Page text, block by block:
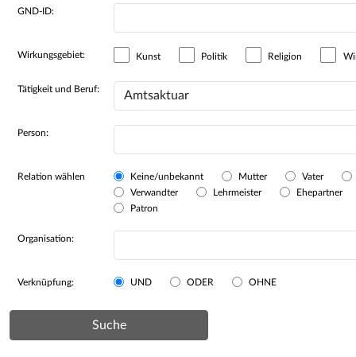
GND-ID:
Wirkungsgebiet: Kunst Politik Religion
Tätigkeit und Beruf:
Person:
Relation wählen Keine/unbekannt Mutter
Vater
Verwandter
Lehrmeister
Ehepartner
Patron
Organisation:
Verknüpfung: UND ODER OHNE
Suche